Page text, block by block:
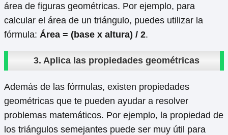
área de figuras geométricas. Por ejemplo, para
calcular el área de un triángulo, puedes utilizar la
fórmula: Área = (base x altura) / 2.
3. Aplica las propiedades geométricas
Además de las fórmulas, existen propiedades
geométricas que te pueden ayudar a resolver
problemas matemáticos. Por ejemplo, la propiedad de
los triángulos semejantes puede ser muy útil para